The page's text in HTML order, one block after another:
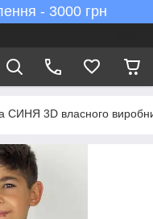
- 3000 грн
СИНЯ 3D власного